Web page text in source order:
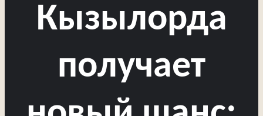
Кызылорда
получает